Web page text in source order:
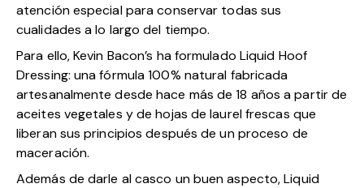
atención especial para conservar todas sus
cualidades a lo largo del tiempo.
Para ello, Kevin Bacon’s ha formulado Liquid Hoof
Dressing: una fórmula 100% natural fabricada
artesanalmente desde hace más de 18 años a partir de
aceites vegetales y de hojas de laurel frescas que
liberan sus principios después de un proceso de
maceración.
Además de darle al casco un buen aspecto, Liquid